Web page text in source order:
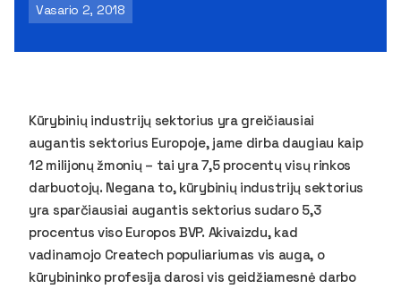
Vasario 2, 2018
Kūrybinių industrijų sektorius yra greičiausiai
augantis sektorius Europoje, jame dirba daugiau kaip
12 milijonų žmonių – tai yra 7,5 procentų visų rinkos
darbuotojų. Negana to, kūrybinių industrijų sektorius
yra sparčiausiai augantis sektorius sudaro 5,3
procentus viso Europos BVP. Akivaizdu, kad
vadinamojo Createch populiariumas vis auga, o
kūrybininko profesija darosi vis geidžiamesnė darbo